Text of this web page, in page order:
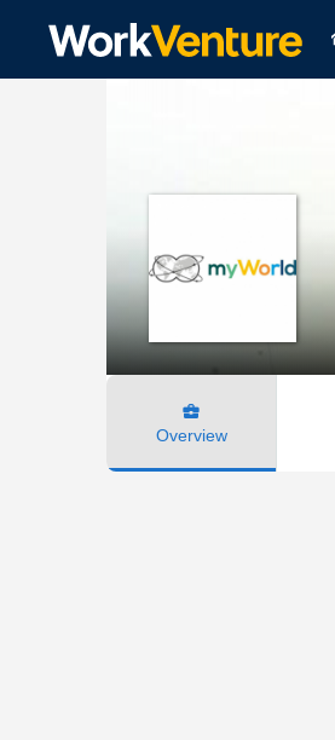
business_center
Overview